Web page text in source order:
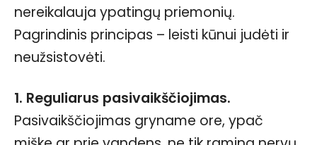
nereikalauja ypatingų priemonių.
Pagrindinis principas – leisti kūnui judėti ir
neužsistovėti.
1. Reguliarus pasivaikščiojimas.
Pasivaikščiojimas gryname ore, ypač